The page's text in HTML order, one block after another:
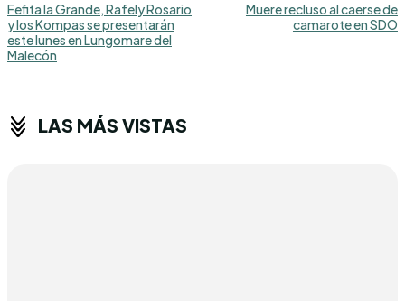
Fefita la Grande, Rafely Rosario
y los Kompas se presentarán
este lunes en Lungomare del
Malecón
Muere recluso al caerse de
camarote en SDO
LAS MÁS VISTAS